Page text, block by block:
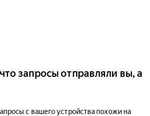
запросы отправляли вы, а
с вашего устройства похожи на